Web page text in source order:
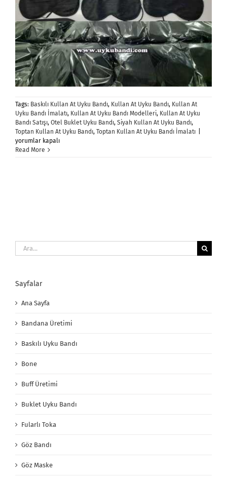
Tags: Baskılı Kullan At Uyku Bandı, Kullan At Uyku Bandı, Kullan At
Uyku Bandı İmalatı, Kullan At Uyku Bandı Modelleri, Kullan At Uyku
Bandı Satışı, Otel Buklet Uyku Bandı, Siyah Kullan At Uyku Bandı,
Toptan Kullan At Uyku Bandı, Toptan Kullan At Uyku Bandı İmalatı
yorumlar kapalı
Read More
Ara:
Sayfalar
Ana Sayfa
Bandana Üretimi
Baskılı Uyku Bandı
Bone
Buff Üretimi
Buklet Uyku Bandı
Fularlı Toka
Göz Bandı
Göz Maske